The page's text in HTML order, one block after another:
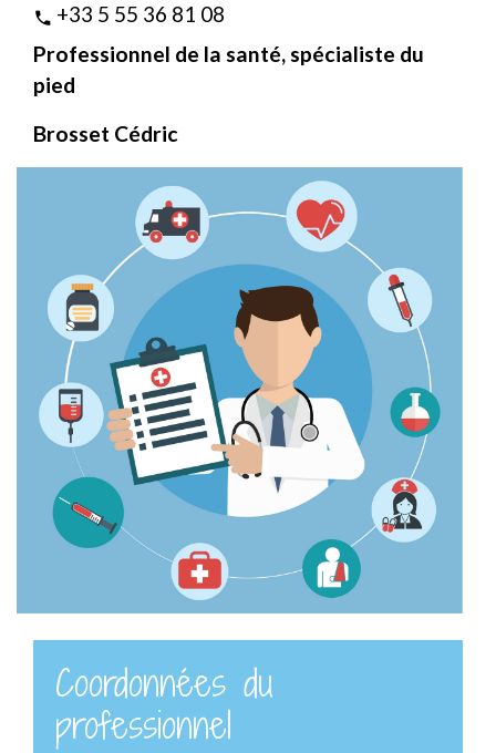
phone +33 5 55 36 81 08
Professionnel de la santé, spécialiste du
pied
Brosset Cédric
Coordonnées du
professionnel